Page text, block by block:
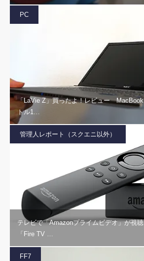
PC
「LaVie Z」買ったよ！レビュー MacBook
トル1…
管理人レポート（スクエニ以外）
テレビで「Amazonプライムビデオ」が視
「Fire TV …
FF7